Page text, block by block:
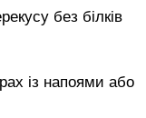
без білків
із напоями або